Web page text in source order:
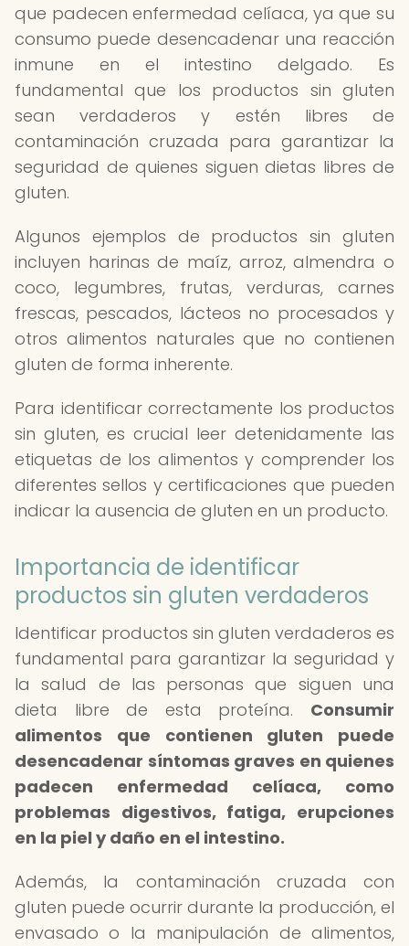
que padecen enfermedad celíaca, ya que su
consumo puede desencadenar una reacción
inmune en el intestino delgado. Es
fundamental que los productos sin gluten
sean verdaderos y estén libres de
contaminación cruzada para garantizar la
seguridad de quienes siguen dietas libres de
gluten.
Algunos ejemplos de productos sin gluten
incluyen harinas de maíz, arroz, almendra o
coco, legumbres, frutas, verduras, carnes
frescas, pescados, lácteos no procesados y
otros alimentos naturales que no contienen
gluten de forma inherente.
Para identificar correctamente los productos
sin gluten, es crucial leer detenidamente las
etiquetas de los alimentos y comprender los
diferentes sellos y certificaciones que pueden
indicar la ausencia de gluten en un producto.
Importancia de identificar
productos sin gluten verdaderos
Identificar productos sin gluten verdaderos es
fundamental para garantizar la seguridad y
la salud de las personas que siguen una
dieta libre de esta proteína. Consumir
alimentos que contienen gluten puede
desencadenar síntomas graves en quienes
padecen enfermedad celíaca, como
problemas digestivos, fatiga, erupciones
en la piel y daño en el intestino.
Además, la contaminación cruzada con
gluten puede ocurrir durante la producción, el
envasado o la manipulación de alimentos,